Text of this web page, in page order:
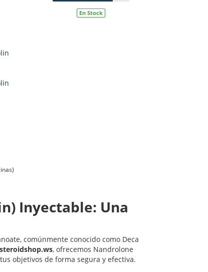
En Stock
Inyectable: Una
comúnmente conocido como Deca
steroidshop.ws, ofrecemos Nandrolone
objetivos de forma segura y efectiva.